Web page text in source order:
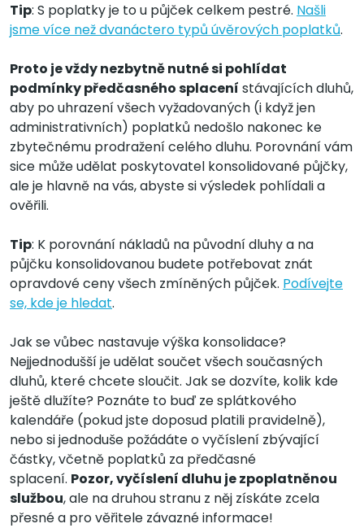
Tip: S poplatky je to u půjček celkem pestré. Našli
jsme více než dvanáctero typů úvěrových poplatků.
Proto je vždy nezbytně nutné si pohlídat
podmínky předčasného splacení stávajících dluhů,
aby po uhrazení všech vyžadovaných (i když jen
administrativních) poplatků nedošlo nakonec ke
zbytečnému prodražení celého dluhu. Porovnání vám
sice může udělat poskytovatel konsolidované půjčky,
ale je hlavně na vás, abyste si výsledek pohlídali a
ověřili.
Tip: K porovnání nákladů na původní dluhy a na
půjčku konsolidovanou budete potřebovat znát
opravdové ceny všech zmíněných půjček. Podívejte
se, kde je hledat.
Jak se vůbec nastavuje výška konsolidace?
Nejjednodušší je udělat součet všech současných
dluhů, které chcete sloučit. Jak se dozvíte, kolik kde
ještě dlužíte? Poznáte to buď ze splátkového
kalendáře (pokud jste doposud platili pravidelně),
nebo si jednoduše požádáte o vyčíslení zbývající
částky, včetně poplatků za předčasné
splacení. Pozor, vyčíslení dluhu je zpoplatněnou
službou, ale na druhou stranu z něj získáte zcela
přesné a pro věřitele závazné informace!